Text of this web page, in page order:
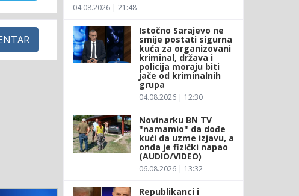
04.08.2026 | 21:48
Istočno Sarajevo ne
smije postati sigurna
kuća za organizovani
kriminal, država i
policija moraju biti
jače od kriminalnih
grupa
04.08.2026 | 12:30
Novinarku BN TV
"namamio" da dođe
kući da uzme izjavu, a
onda je fizički napao
(AUDIO/VIDEO)
06.08.2026 | 13:32
Republikanci i